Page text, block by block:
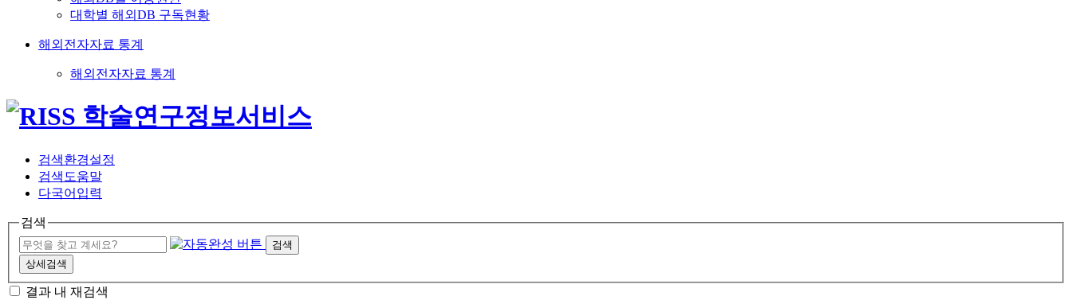
대학별 해외DB 구독현황
해외전자자료 통계
해외전자자료 통계
검색환경설정
검색도움말
다국어입력
검색
검색
상세검색
결과 내 재검색